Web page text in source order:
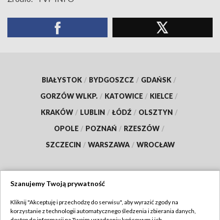
BIAŁYSTOK / BYDGOSZCZ / GDAŃSK /
GORZÓW WLKP. / KATOWICE / KIELCE /
KRAKÓW / LUBLIN / ŁÓDŹ / OLSZTYN /
OPOLE / POZNAŃ / RZESZÓW /
SZCZECIN / WARSZAWA / WROCŁAW
TVP
Szanujemy Twoją prywatność
Kliknij "Akceptuję i przechodzę do serwisu", aby wyrazić zgody na
korzystanie z technologii automatycznego śledzenia i zbierania danych,